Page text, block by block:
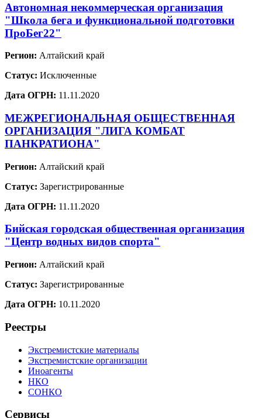
Автономная некоммерческая организация
"Школа бега и функциональной подготовки
ПроБег22"
Регион: Алтайский край
Статус: Исключенные
Дата ОГРН: 11.11.2020
МЕЖРЕГИОНАЛЬНАЯ ОБЩЕСТВЕННАЯ
ОРГАНИЗАЦИЯ "ЛИГА КОМБАТ
ПАНКРАТИОНА"
Регион: Алтайский край
Статус: Зарегистрированные
Дата ОГРН: 11.11.2020
Бийская городская общественная организация
"Центр водных видов спорта"
Регион: Алтайский край
Статус: Зарегистрированные
Дата ОГРН: 10.11.2020
Реестры
Экстремистские материалы
Экстремистские организации
Иноагенты
НКО
СОНКО
Сервисы